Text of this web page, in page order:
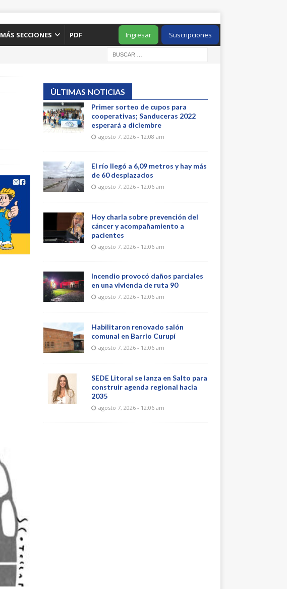
MÁS SECCIONES PDF Suscripciones
Ingresar
ÚLTIMAS NOTICIAS
Primer sorteo de cupos para
cooperativas; Sanduceras 2022
esperará a diciembre
agosto 7, 2026 - 12:08 am
El río llegó a 6,09 metros y hay más
de 60 desplazados
agosto 7, 2026 - 12:06 am
Hoy charla sobre prevención del
cáncer y acompañamiento a
pacientes
agosto 7, 2026 - 12:06 am
Incendio provocó daños parciales
en una vivienda de ruta 90
agosto 7, 2026 - 12:06 am
Habilitaron renovado salón
comunal en Barrio Curupí
agosto 7, 2026 - 12:06 am
SEDE Litoral se lanza en Salto para
construir agenda regional hacia
2035
agosto 7, 2026 - 12:06 am